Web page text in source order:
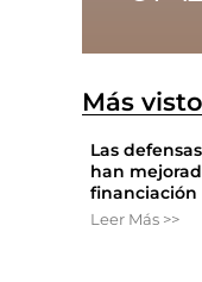
Más visto
Las
han
financiación
Leer Más >>